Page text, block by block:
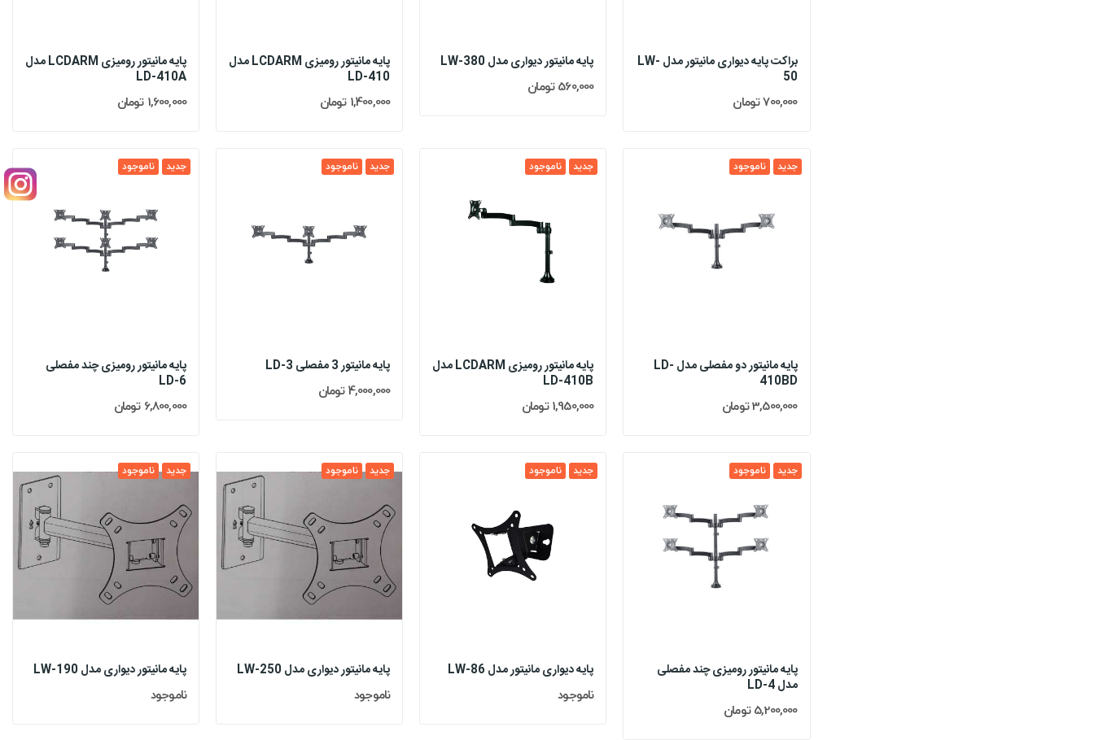
براکت پایه دیواری مانیتور مدل LW-
50
700,000 تومان
پایه مانیتور دیواری مدل LW-380
560,000 تومان
پایه مانیتور رومیزی LCDARM مدل
LD-410
1,400,000 تومان
پایه مانیتور رومیزی LCDARM مدل
LD-410A
1,600,000 تومان
جدید ناموجود
پایه مانیتور دو مفصلی مدل LD-
410BD
3,500,000 تومان
جدید ناموجود
پایه مانیتور رومیزی LCDARM مدل
LD-410B
1,950,000 تومان
جدید ناموجود
پایه مانیتور 3 مفصلی LD-3
4,000,000 تومان
جدید ناموجود
پایه مانیتور رومیزی چند مفصلی
LD-6
6,800,000 تومان
جدید ناموجود
پایه مانیتور رومیزی چند مفصلی
مدل LD-4
5,200,000 تومان
جدید ناموجود
پایه دیواری مانیتور مدل LW-86
ناموجود
جدید ناموجود
پایه مانیتور دیواری مدل LW-250
ناموجود
جدید ناموجود
پایه مانیتور دیواری مدل LW-190
ناموجود